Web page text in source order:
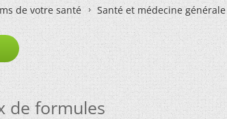
de votre santé Santé et médecine générale
de formules